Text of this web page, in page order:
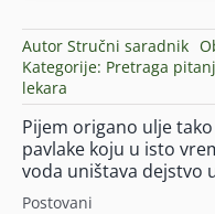
Autor Stručni saradnik
Kategorije: Pretraga
lekara
Pijem origano ulje
pavlake koju u isto
voda uništava dejstvo
Postovani